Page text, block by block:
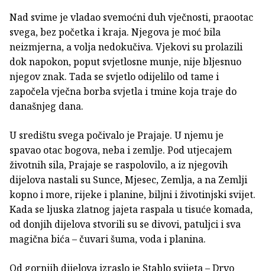
Nad svime je vladao svemoćni duh vječnosti, praootac
svega, bez početka i kraja. Njegova je moć bila
neizmjerna, a volja nedokučiva. Vjekovi su prolazili
dok napokon, poput svjetlosne munje, nije bljesnuo
njegov znak. Tada se svjetlo odijelilo od tame i
započela vječna borba svjetla i tmine koja traje do
današnjeg dana.
U središtu svega počivalo je Prajaje. U njemu je
spavao otac bogova, neba i zemlje. Pod utjecajem
životnih sila, Prajaje se raspolovilo, a iz njegovih
dijelova nastali su Sunce, Mjesec, Zemlja, a na Zemlji
kopno i more, rijeke i planine, biljni i životinjski svijet.
Kada se ljuska zlatnog jajeta raspala u tisuće komada,
od donjih dijelova stvorili su se divovi, patuljci i sva
magična bića – čuvari šuma, voda i planina.
Od gornjih dijelova izraslo je Stablo svijeta – Drvo